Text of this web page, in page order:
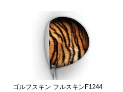
ゴルフスキン フルスキンF1244